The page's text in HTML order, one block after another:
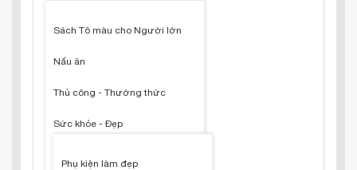
Sách Tô màu cho Người lớn
Nấu ăn
Thủ công - Thường thức
Sức khỏe - Đẹp
Phụ kiện làm đẹp